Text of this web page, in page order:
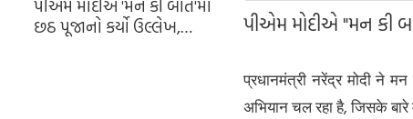
પીએમ મોદીએ જણાવ્યું હતું.
પીએમ મોદીએ 'મન કી બાત'માં
છઠ પૂજાનો કર્યો ઉલ્લેખ,
પીએમ મોદીએ "મન કી
प्रधानमंत्री नरेंद्र मोदी ने
अभियान चल रहा है, जिसके बारे